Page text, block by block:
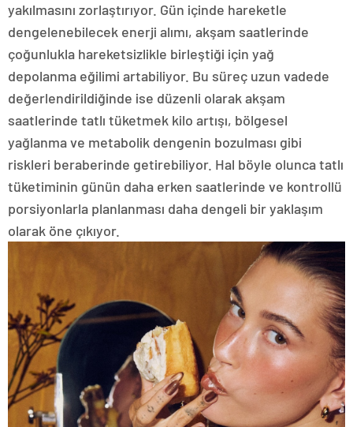
yakılmasını zorlaştırıyor. Gün içinde hareketle
dengelenebilecek enerji alımı, akşam saatlerinde
çoğunlukla hareketsizlikle birleştiği için yağ
depolanma eğilimi artabiliyor. Bu süreç uzun vadede
değerlendirildiğinde ise düzenli olarak akşam
saatlerinde tatlı tüketmek kilo artışı, bölgesel
yağlanma ve metabolik dengenin bozulması gibi
riskleri beraberinde getirebiliyor. Hal böyle olunca tatlı
tüketiminin günün daha erken saatlerinde ve kontrollü
porsiyonlarla planlanması daha dengeli bir yaklaşım
olarak öne çıkıyor.